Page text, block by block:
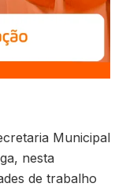
Municipal
nesta
de trabalho